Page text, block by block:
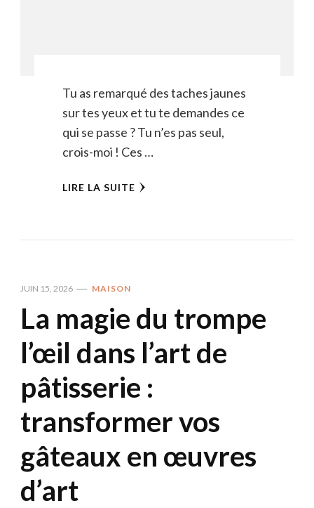
Tu as remarqué des taches jaunes
sur tes yeux et tu te demandes ce
qui se passe ? Tu n’es pas seul,
crois-moi ! Ces …
LIRE LA SUITE
JUIN 15, 2026 MAISON
La magie du trompe
l’œil dans l’art de
pâtisserie :
transformer vos
gâteaux en œuvres
d’art